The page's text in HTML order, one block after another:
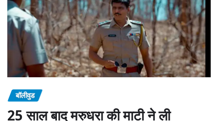
बॉलीवुड
25 साल बाद मरुधरा की माटी ने ली